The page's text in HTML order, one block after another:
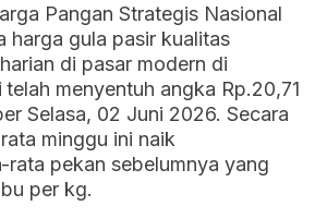
Pangan Strategis Nasional
harga gula pasir kualitas
di pasar modern di
menyentuh angka Rp.20,71
Selasa, 02 Juni 2026. Secara
minggu ini naik
rata pekan sebelumnya yang
per kg.